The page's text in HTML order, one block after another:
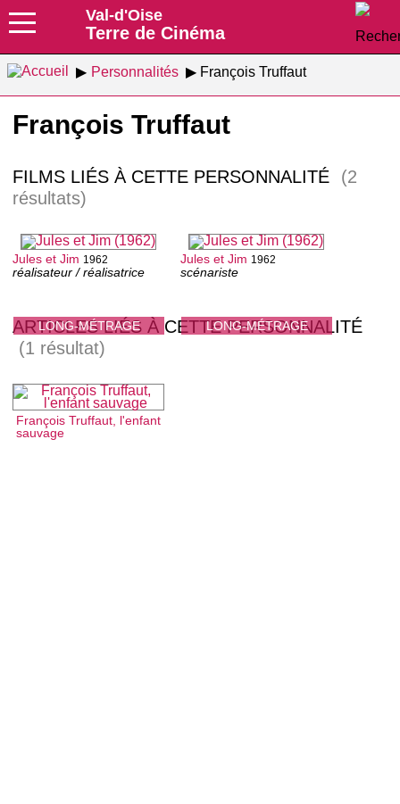
Val-d'Oise
Terre de Cinéma
Personnalités François Truffaut
François Truffaut
FILMS LIÉS À CETTE PERSONNALITÉ
(2
résultats)
LONG-MÉTRAGE
Jules et Jim 1962
réalisateur / réalisatrice
LONG-MÉTRAGE
Jules et Jim 1962
scénariste
ARTICLES LIÉS À CETTE PERSONNALITÉ
(1 résultat)
François Truffaut, l'enfant
sauvage